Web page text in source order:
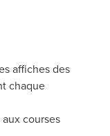
affiches des
chaque
courses